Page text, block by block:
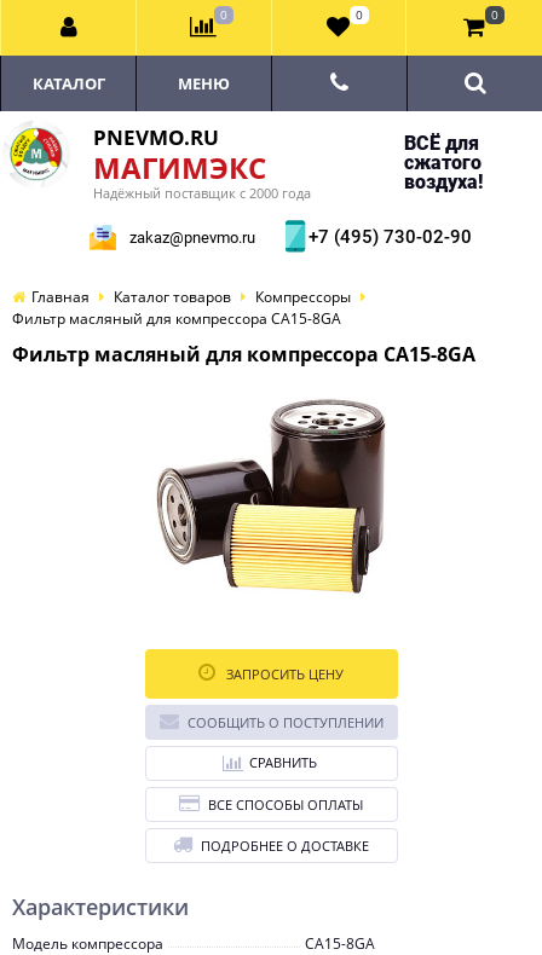
PNEVMO.RU
МАГИМЭКС
Надёжный поставщик с 2000 года
ВСЁ для
сжатого
воздуха!
zakaz@pnevmo.ru +7 (495) 730-02-90
КАТАЛОГ МЕНЮ
Главная Каталог товаров
Компрессоры
Фильтр масляный для компрессора CA15-8GA
Фильтр масляный для компрессора CA15-8GA
Характеристики
Модель компрессора
CA15-8GA
ЗАПРОСИТЬ ЦЕНУ
СООБЩИТЬ О ПОСТУПЛЕНИИ
СРАВНИТЬ
ВСЕ СПОСОБЫ ОПЛАТЫ
ПОДРОБНЕЕ О ДОСТАВКЕ
0 0 0